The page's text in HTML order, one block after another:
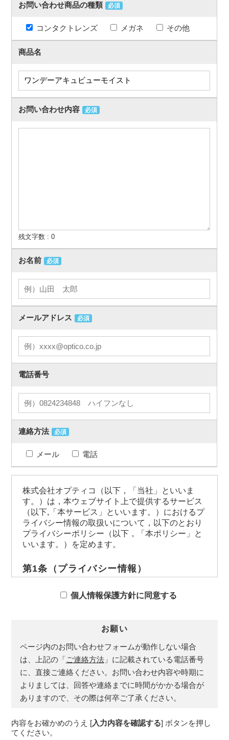
お問い合わせ商品の種類 必須
コンタクトレンズ メガネ その他
商品名
お問い合わせ内容 必須
残文字数 :0
お名前 必須
メールアドレス 必須
電話番号
連絡方法 必須
メール 電話
株式会社オプティコ（以下，「当社」といいま
す。）は，本ウェブサイト上で提供するサービス
（以下,「本サービス」といいます。）におけるプ
ライバシー情報の取扱いについて，以下のとおり
プライバシーポリシー（以下，「本ポリシー」と
いいます。）を定めます。
第1条（プライバシー情報）
人情報保護法にいう「個人情報」を指すものと
号，連絡先その他の記述等により特定の個人を
プライバシー情報のうち「履歴情報および特性
情報」とは，上記に定める「個人情報」以外の
ものをいい，ご利用いただいたサービスやご購
入いただいた商品，ご覧になったページや広告
の履歴，ユーザーが検索された検索キーワー
ド，ご利用日時，ご利用の方法，ご利用環境，
ドレス，クッキー情報，位置情報，端末の個体
識別情報などを指します。
個人情報保護方針に同意する
お願い
ページ内のお問い合わせフォームが動作しない場合
は、上記の「ご連絡方法」に記載されている電話番号
に、直接ご連絡ください。お問い合わせ内容や時期に
よりましては、回答や連絡までに時間がかかる場合が
ありますので、その際は何卒ご了承ください。
内容をお確かめのうえ [入力内容を確認する] ボタンを押し
てください。